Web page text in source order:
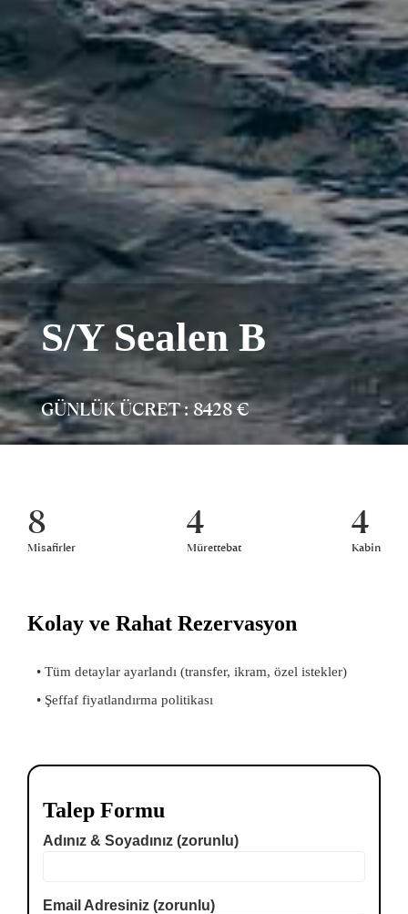
S/Y Sealen B
GÜNLÜK ÜCRET : 8428 €
8
Misafirler
4
Mürettebat
4
Kabin
Kolay ve Rahat Rezervasyon
• Tüm detaylar ayarlandı (transfer, ikram, özel istekler)
• Şeffaf fiyatlandırma politikası
Talep Formu
Adınız & Soyadınız (zorunlu)
Email Adresiniz (zorunlu)